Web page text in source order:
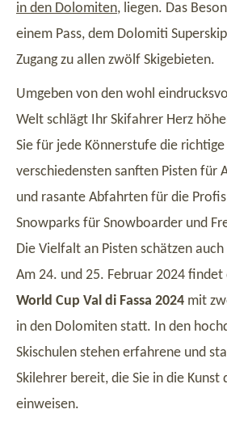
in den Dolomiten, liegen. Das
einem Pass, dem Dolomiti
Zugang zu allen zwölf Skigebieten.
Umgeben von den wohl
Welt schlägt Ihr Skifahrer Herz
Sie für jede Könnerstufe die
verschiedensten sanften Pisten für
und rasante Abfahrten für die
Snowparks für Snowboarder und
Die Vielfalt an Pisten schätzen
Am 24. und 25. Februar 2024 findet
World Cup Val di Fassa 2024 mit
in den Dolomiten statt. In den
Skischulen stehen erfahrene und
Skilehrer bereit, die Sie in die Kunst
einweisen.